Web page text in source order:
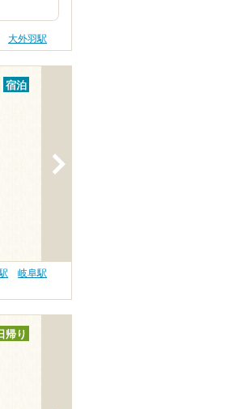
大外羽駅
宿泊
岐阜駅
帰り